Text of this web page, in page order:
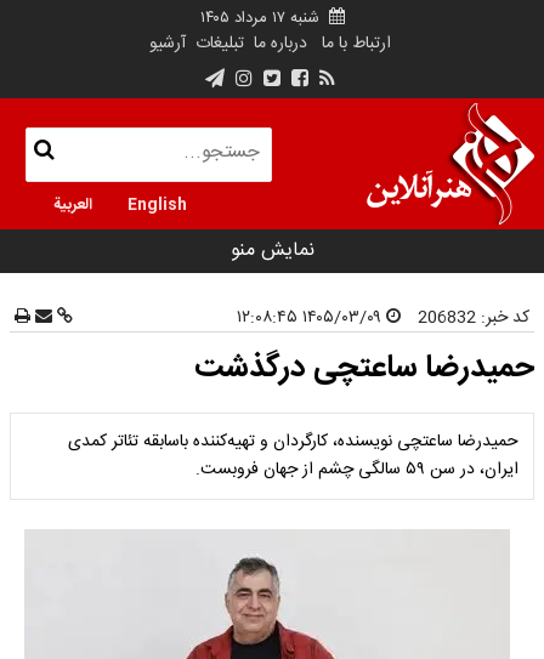
شنبه ۱۷ مرداد ۱۴۰۵
ارتباط با ما درباره ما تبلیغات آرشیو
English العربية
نمایش منو
کد خبر: 206832
حمیدرضا ساعتچی درگذشت
حمیدرضا ساعتچی نویسنده، کارگردان و تهیه‌کننده باسابقه تئاتر کمدی
ایران، در سن ۵۹ سالگی چشم از جهان فروبست.